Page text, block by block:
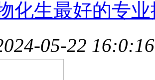
化生最好的专
05-22 16:0:16